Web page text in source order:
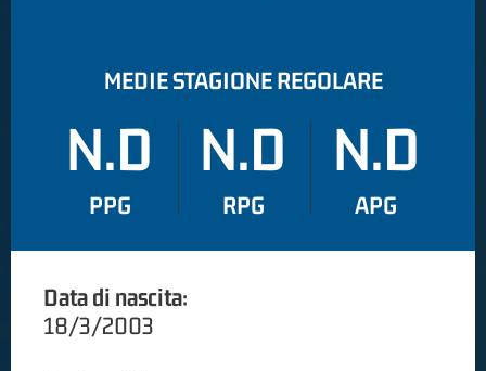
MEDIE STAGIONE REGOLARE
N.D
PPG
N.D
RPG
N.D
APG
Data di nascita:
18/3/2003